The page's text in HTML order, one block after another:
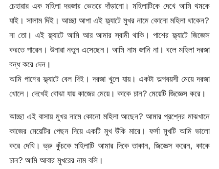
চেহারার এক মহিলা দরজার ভেতরে দাঁড়ানো। মহিলাটিকে দেখে আমি থমকে
যাই। সালাম দিই। আচ্ছা আপা এই ফ্ল্যাটে মুখর নামে কোনো মহিলা থাকেন?
না তো। এই ফ্ল্যাটে আমি আর আমার স্বামী থাকি। পাশের ফ্ল্যাটে জিজ্ঞেস
করতে পারেন। উনারা নতুন এসেছেন। আমি নাম জানি না। বলে মহিলা দরজা
বন্ধ করে দেন।
আমি পাশের ফ্ল্যাটে বেল দিই। দরজা খুলে যায়। একটা অল্পবয়সী মেয়ে দরজা
খোলে। দেখেই বোঝা যায় কাজের মেয়ে। কাকে চান? মেয়েটি জিজ্ঞেস করে।
আচ্ছা এই বাসায় মুখর নামে কোনো মহিলা আছেন? আমার প্রশ্নের মাঝখানে
কাজের মেয়েটির পেছন দিয়ে একটি মুখ উঁকি মারে। ফর্সা মুখটি আমি ভালো
করে দেখি। ভ্রু কুঁচকে মহিলাটি আমার দিকে তাকান, জিজ্ঞেস করেন, কাকে
চান? আমি আবার মুখরের নাম বলি।